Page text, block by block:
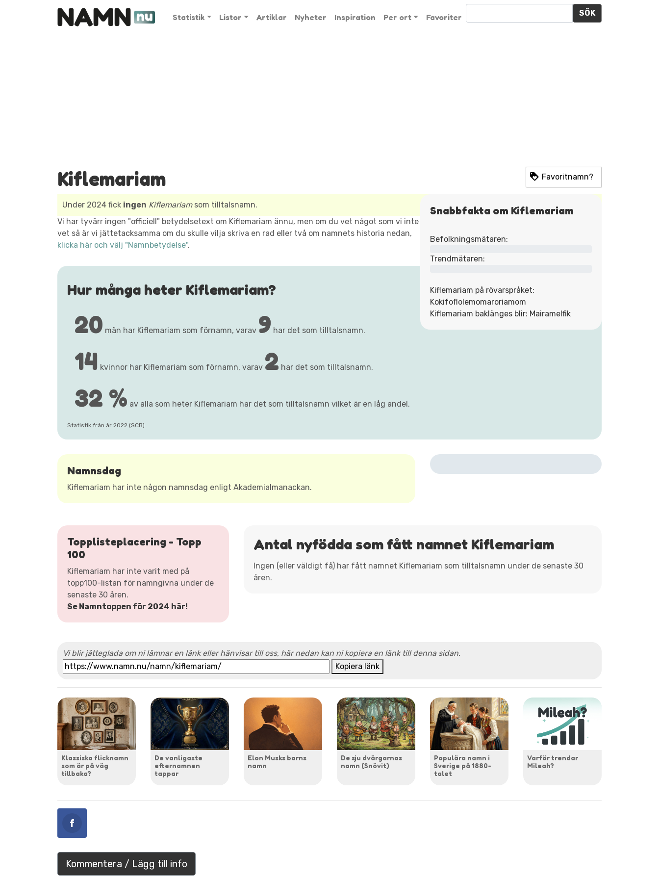
Statistik Listor Artiklar Nyheter Inspiration Per ort Favoriter SÖK
Kiflemariam Favoritnamn?
Snabbfakta om Kiflemariam
Befolkningsmätaren:
Trendmätaren:
Kiflemariam på rövarspråket:
Kokifoflolemomaroriamom
Kiflemariam baklänges blir: Mairamelfik
Under 2024 fick ingen Kiflemariamsom tilltalsnamn.
Vi har tyvärr ingen "officiell" betydelsetext om Kiflemariam ännu, men om du vet något som vi inte
vet så är vi jättetacksamma om du skulle vilja skriva en rad eller två om namnets historia nedan,
klicka här och välj "Namnbetydelse".
Hur många heter Kiflemariam?
20 män har Kiflemariam som förnamn, varav 9 har det som tilltalsnamn.
14 kvinnor har Kiflemariam som förnamn, varav 2 har det som tilltalsnamn.
32 % av alla som heter Kiflemariam har det som tilltalsnamn vilket är en låg andel.
Statistik från år 2022 (SCB)
Namnsdag
Kiflemariam har inte någon namnsdag enligt Akademialmanackan.
Topplisteplacering - Topp
100
Kiflemariam har inte varit med på
topp100-listan för namngivna under de
senaste 30 åren.
Se Namntoppen för 2024 här!
Antal nyfödda som fått namnet Kiflemariam
Ingen (eller väldigt få) har fått namnet Kiflemariam som tilltalsnamn under de senaste 30
åren.
Vi blir jätteglada om ni lämnar en länk eller hänvisar till oss, här nedan kan ni kopiera en länk till denna sidan.
Kopiera länk
Klassiska flicknamn
som är på väg
tillbaka?
De vanligaste
efternamnen
tappar
Elon Musks barns
namn
De sju dvärgarnas
namn (Snövit)
Populära namn i
Sverige på 1880-
talet
Varför trendar
Mileah?
Kommentera / Lägg till info